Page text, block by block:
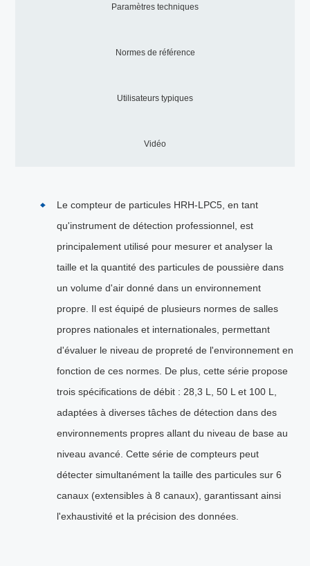
Paramètres techniques
Normes de référence
Utilisateurs typiques
Vidéo
Le compteur de particules HRH-LPC5, en tant
qu'instrument de détection professionnel, est
principalement utilisé pour mesurer et analyser la
taille et la quantité des particules de poussière dans
un volume d'air donné dans un environnement
propre. Il est équipé de plusieurs normes de salles
propres nationales et internationales, permettant
d'évaluer le niveau de propreté de l'environnement en
fonction de ces normes. De plus, cette série propose
trois spécifications de débit : 28,3 L, 50 L et 100 L,
adaptées à diverses tâches de détection dans des
environnements propres allant du niveau de base au
niveau avancé. Cette série de compteurs peut
détecter simultanément la taille des particules sur 6
canaux (extensibles à 8 canaux), garantissant ainsi
l'exhaustivité et la précision des données.